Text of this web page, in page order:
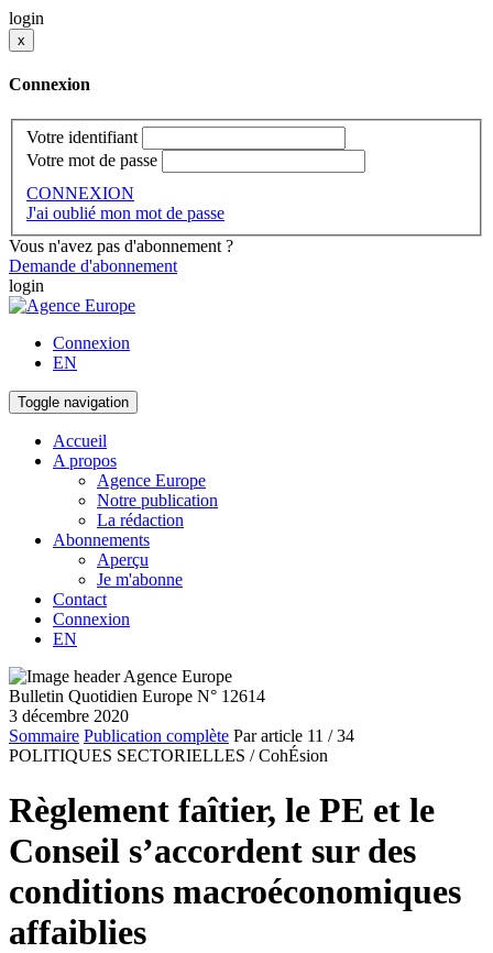
login
x
Connexion
Votre identifiant
Votre mot de passe
CONNEXION
J'ai oublié mon mot de passe
Vous n'avez pas d'abonnement ?
Demande d'abonnement
login
Connexion
EN
Toggle navigation
Accueil
A propos
Agence Europe
Notre publication
La rédaction
Abonnements
Aperçu
Je m'abonne
Contact
Connexion
EN
Bulletin Quotidien Europe N° 12614
3 décembre 2020
Sommaire Publication complète Par article 11 / 34
POLITIQUES SECTORIELLES / CohÉsion
Règlement faîtier, le PE et le
Conseil s’accordent sur des
conditions macroéconomiques
affaiblies